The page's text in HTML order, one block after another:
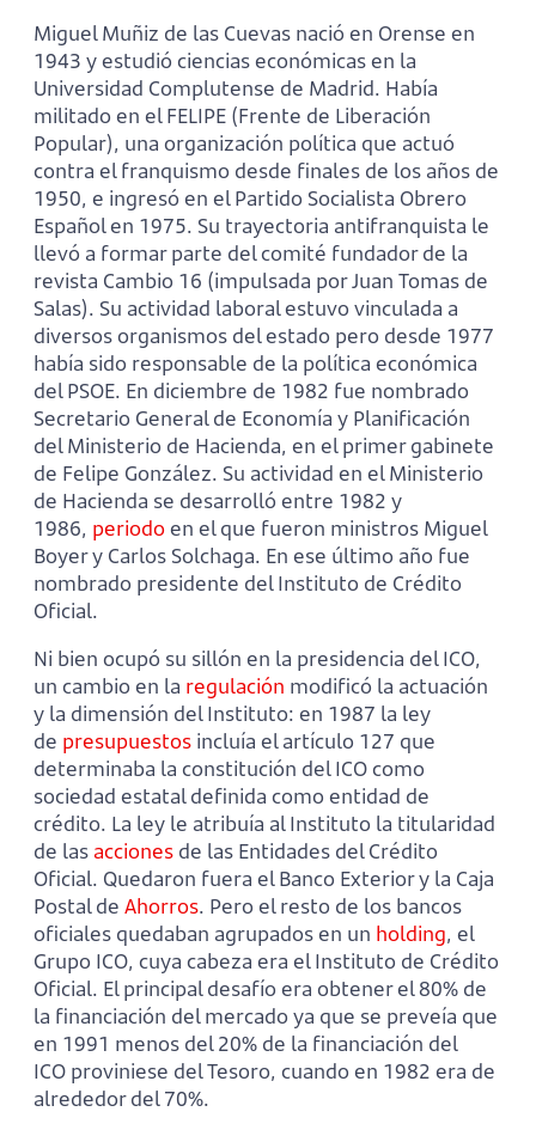
Miguel Muñiz de las Cuevas nació en Orense en
1943 y estudió ciencias económicas en la
Universidad Complutense de Madrid. Había
militado en el FELIPE (Frente de Liberación
Popular), una organización política que actuó
contra el franquismo desde finales de los años de
1950, e ingresó en el Partido Socialista Obrero
Español en 1975. Su trayectoria antifranquista le
llevó a formar parte del comité fundador de la
revista Cambio 16 (impulsada por Juan Tomas de
Salas). Su actividad laboral estuvo vinculada a
diversos organismos del estado pero desde 1977
había sido responsable de la política económica
del PSOE. En diciembre de 1982 fue nombrado
Secretario General de Economía y Planificación
del Ministerio de Hacienda, en el primer gabinete
de Felipe González. Su actividad en el Ministerio
de Hacienda se desarrolló entre 1982 y
1986, periodoen el que fueron ministros Miguel
Boyer y Carlos Solchaga. En ese último año fue
nombrado presidente del Instituto de Crédito
Oficial.
Ni bien ocupó su sillón en la presidencia del ICO,
un cambio en la regulación modificó la actuación
y la dimensión del Instituto: en 1987 la ley
de presupuestos incluía el artículo 127 que
determinaba la constitución del ICO como
sociedad estatal definida como entidad de
crédito. La ley le atribuía al Instituto la titularidad
de las acciones de las Entidades del Crédito
Oficial. Quedaron fuera el Banco Exterior y la Caja
Postal de Ahorros. Pero el resto de los bancos
oficiales quedaban agrupados en un holding, el
Grupo ICO, cuya cabeza era el Instituto de Crédito
Oficial. El principal desafío era obtener el 80% de
la financiación del mercado ya que se preveía que
en 1991 menos del 20% de la financiación del
ICO proviniese del Tesoro, cuando en 1982 era de
alrededor del 70%.